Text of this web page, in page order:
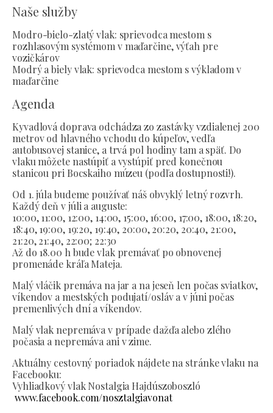
Naše služby
Modro-bielo-zlatý vlak: sprievodca mestom s
rozhlasovým systémom v maďarčine, výťah pre
vozičkárov
Modrý a biely vlak: sprievodca mestom s výkladom v
maďarčine
Agenda
Kyvadlová doprava odchádza zo zastávky vzdialenej 200
metrov od hlavného vchodu do kúpeľov, vedľa
autobusovej stanice, a trvá pol hodiny tam a späť. Do
vlaku môžete nastúpiť a vystúpiť pred konečnou
stanicou pri Bocskaiho múzeu (podľa dostupnosti!).
Od 1. júla budeme používať náš obvyklý letný rozvrh.
Každý deň v júli a auguste:
10:00, 11:00, 12:00, 14:00, 15:00, 16:00, 17:00, 18:00, 18:20,
18:40, 19:00, 19:20, 19:40, 20:00, 20:20, 20:40, 21:00,
21:20, 21:40, 22:00; 22:30
Až do 18.00 h bude vlak premávať po obnovenej
promenáde kráľa Mateja.
Malý vláčik premáva na jar a na jeseň len počas sviatkov,
víkendov a mestských podujatí/osláv a v júni počas
premenlivých dní a víkendov.
Malý vlak nepremáva v prípade dažďa alebo zlého
počasia a nepremáva ani v zime.
Aktuálny cestovný poriadok nájdete na stránke vlaku na
Facebooku:
Vyhliadkový vlak Nostalgia Hajdúszoboszló
www.facebook.com/nosztalgiavonat